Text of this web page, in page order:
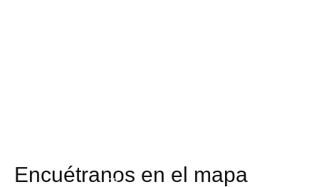
Encuétranos en el mapa